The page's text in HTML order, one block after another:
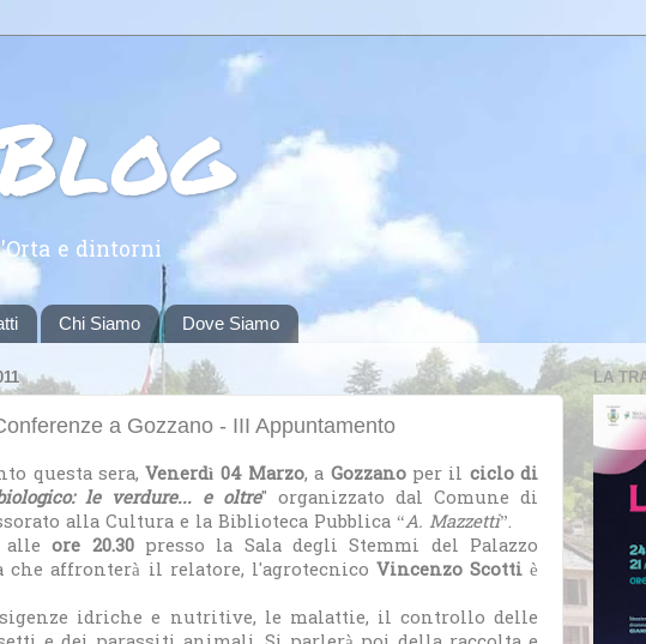
e dintorni
Chi Siamo Dove Siamo
a Gozzano - III Appuntamento
questa sera,Venerdì 04 Marzo, a Gozzano per il ciclo di
le verdure... e oltre" organizzato dal Comune di
alla Cultura e la Biblioteca Pubblica “A. Mazzetti”.
alleore 20.30presso la Sala degli Stemmi del Palazzo
affronterà il relatore, l'agrotecnico Vincenzo Scottiè
idriche e nutritive, le malattie, il controllo delle
LA